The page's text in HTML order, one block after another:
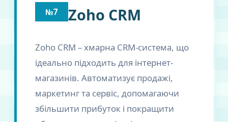
№7 Zoho CRM
Zoho CRM – хмарна CRM-система, що
ідеально підходить для інтернет-
магазинів. Автоматизує продажі,
маркетинг та сервіс, допомагаючи
збільшити прибуток і покращити